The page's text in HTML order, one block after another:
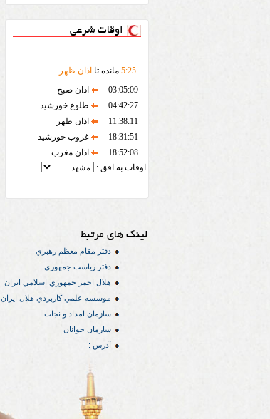
اوقات شرعی
5:25 مانده تا اذان ظهر
03:05:09
اذان صبح
04:42:27
طلوع خورشید
11:38:11
اذان ظهر
18:31:51
غروب خورشید
18:52:08
اذان مغرب
اوقات به افق :
لینک های مرتبط
دفتر مقام معظم رهبري
دفتر رياست جمهوري
هلال احمر جمهوري اسلامي ايران
موسسه علمي كاربردي هلال ایران
سازمان امداد و نجات
سازمان جوانان
آدرس :